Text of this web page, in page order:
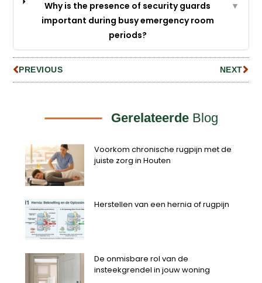
Why is the presence of security guards
important during busy emergency room
periods?
▼
PREVIOUS NEXT
GerelateerdeBlog
Voorkom chronische rugpijn met de
juiste zorg in Houten
Herstellen van een hernia of rugpijn
De onmisbare rol van de
insteekgrendel in jouw woning